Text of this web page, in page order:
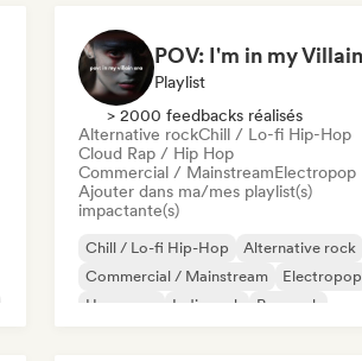
Playlist
> 2000 feedbacks réalisés
Alternative rockChill / Lo-fi Hip-Hop
Cloud Rap / Hip Hop
Commercial / MainstreamElectropop
Ajouter dans ma/mes playlist(s)
impactante(s)
Chill / Lo-fi Hip-Hop
Alternative rock
Commercial / Mainstream
Electropop
Hyperpop
Indie rock
Pop rock